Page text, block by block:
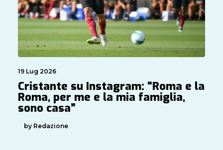
19 Lug 2026
Cristante su Instagram: “Roma e la
Roma, per me e la mia famiglia,
sono casa”
by Redazione